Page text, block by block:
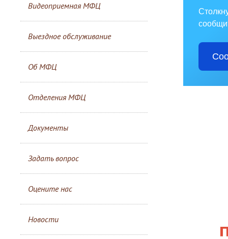
Видеоприемная МФЦ
Выездное обслуживание
Об МФЦ
Отделения МФЦ
Документы
Задать вопрос
Оцените нас
Новости